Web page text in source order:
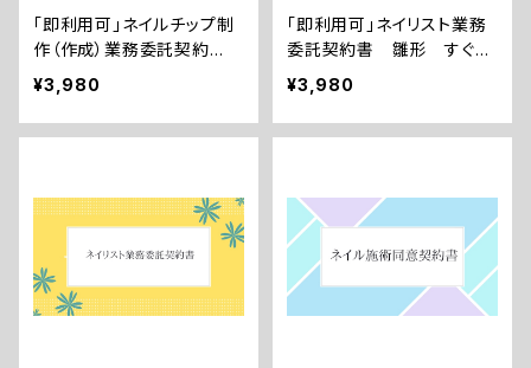
「即利用可」ネイルチップ制
作（作成）業務委託契約
書 雛形 すぐにご利用い
ただけます。
¥3,980
「即利用可」ネイリスト業務
委託契約書 雛形 すぐに
ご利用いただけます。
¥3,980